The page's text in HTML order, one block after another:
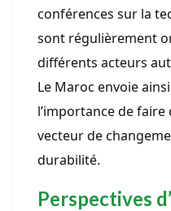
conférences sur la
sont régulièrement
différents acteurs
Le Maroc envoie
l’importance de faire
vecteur de
durabilité.
Perspectives